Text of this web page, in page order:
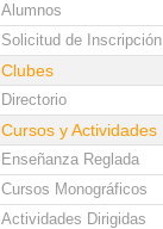
Alumnos
Solicitud de Inscripción
Clubes
Directorio
Cursos y Actividades
Enseñanza Reglada
Cursos Monográficos
Actividades Dirigidas